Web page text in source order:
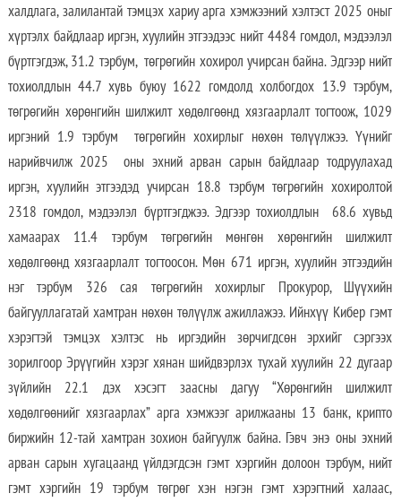
халдлага, залилантай тэмцэх хариу арга хэмжээний хэлтэст 2025 оныг
хүртэлх байдлаар иргэн, хуулийн этгээдээс нийт 4484 гомдол, мэдээлэл
бүртгэгдэж, 31.2 тэрбум, төгрөгийн хохирол учирсан байна. Эдгээр нийт
тохиолдлын 44.7 хувь буюу 1622 гомдолд холбогдох 13.9 тэрбум,
төгрөгийн хөрөнгийн шилжилт хөдөлгөөнд хязгаарлалт тогтоож, 1029
иргэний 1.9 тэрбум төгрөгийн хохирлыг нөхөн төлүүлжээ. Үүнийг
нарийвчилж 2025 оны эхний арван сарын байдлаар тодруулахад
иргэн, хуулийн этгээдэд учирсан 18.8 тэрбум төгрөгийн хохиролтой
2318 гомдол, мэдээлэл бүртгэгджээ. Эдгээр тохиолдлын 68.6 хувьд
хамаарах 11.4 тэрбум төгрөгийн мөнгөн хөрөнгийн шилжилт
хөдөлгөөнд хязгаарлалт тогтоосон. Мөн 671 иргэн, хуулийн этгээдийн
нэг тэрбум 326 сая төгрөгийн хохирлыг Прокурор, Шүүхийн
байгууллагатай хамтран нөхөн төлүүлж ажиллажээ. Ийнхүү Кибер гэмт
хэрэгтэй тэмцэх хэлтэс нь иргэдийн зөрчигдсөн эрхийг сэргээх
зорилгоор Эрүүгийн хэрэг хянан шийдвэрлэх тухай хуулийн 22 дугаар
зүйлийн 22.1 дэх хэсэгт заасны дагуу “Хөрөнгийн шилжилт
хөдөлгөөнийг хязгаарлах” арга хэмжээг арилжааны 13 банк, крипто
биржийн 12-тай хамтран зохион байгуулж байна. Гэвч энэ оны эхний
арван сарын хугацаанд үйлдэгдсэн гэмт хэргийн долоон тэрбум, нийт
гэмт хэргийн 19 тэрбум төгрөг хэн нэгэн гэмт хэрэгтний халаас,